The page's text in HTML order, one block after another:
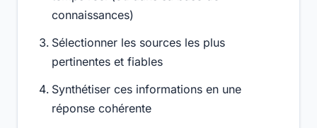
connaissances)
Sélectionner les sources les plus
pertinentes et fiables
Synthétiser ces informations en une
réponse cohérente